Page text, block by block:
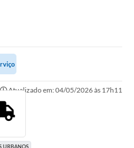
Atualizado em: 04/05/2026 às 17h11
URBANOS